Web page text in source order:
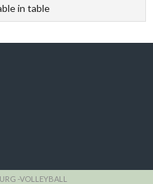
in table
-VOLLEYBALL